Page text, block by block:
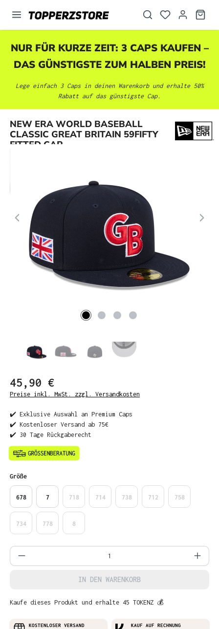
springen
NUR FÜR KURZE ZEIT: 3 CAPS KAUFEN –
DAS GÜNSTIGSTE ZUM HALBEN PREIS!
Lege einfach 3 Caps in deinen Warenkorb und erhalte 50%
Rabatt auf das günstigste Cap.
NEW ERA WORLD BASEBALL
CLASSIC GREAT BRITAIN 59FIFTY
FITTED CAP
Bildergalerie überspringen
45,90 €
Preise inkl. MwSt. zzgl. Versandkosten
✔️ Exklusive Auswahl an Premium Caps
✔️ Kostenloser Versand ab 75€
✔️ 30 Tage Rückgaberecht
Größeauswählen
678 7 718 714 738 712 758
734 778 8
Produkt Anzahl: Gib den gewünschten
IN DEN WARENKORB
Kaufe dieses Produkt und erhalte 45 TOKENZ 💰
KOSTENLOSER VERSAND
KAUF AUF RECHNUNG